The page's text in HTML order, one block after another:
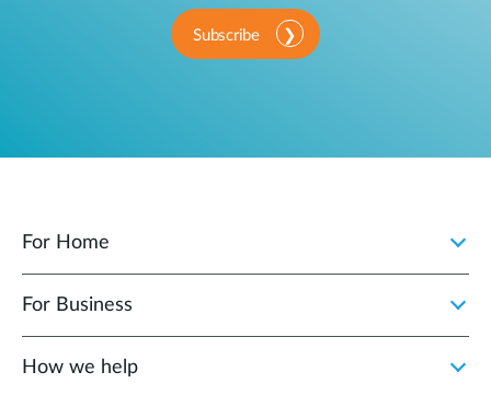
Subscribe
For Home
For Business
How we help